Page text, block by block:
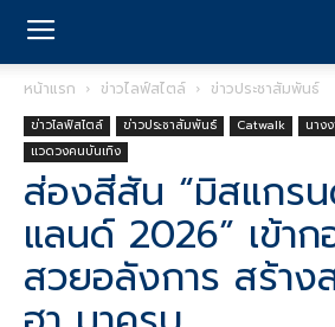
หน้าแรก ข่าวไลฟ์สไตล์ ข่าวประชาสัมพันธ์
ข่าวไลฟ์สไตล์ ข่าวประชาสัมพันธ์ Catwalk นาง
แวดวงคนบันเทิง
ส่องสีสัน “มิสแกร
แลนด์ 2026” เข้า
สวยอลังการ สร้า